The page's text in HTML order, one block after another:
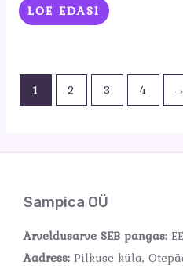
LOE EDASI
1 2 3 4 →
Sampica OÜ
Arveldusarve SEB pangas:
Aadress: Pilkuse küla,